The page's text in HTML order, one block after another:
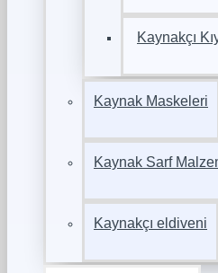
Kaynakçı
Kaynak Maskeleri
Kaynak Sarf
Kaynakçı eldiveni